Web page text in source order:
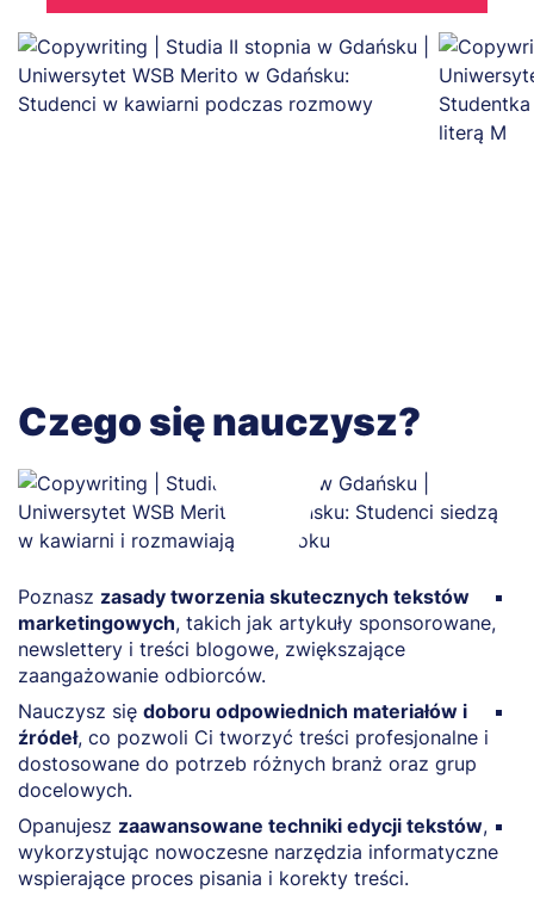
Czego się nauczysz?
Poznasz zasady tworzenia skutecznych tekstów
marketingowych, takich jak artykuły sponsorowane,
newslettery i treści blogowe, zwiększające
zaangażowanie odbiorców.
Nauczysz się doboru odpowiednich materiałów i
źródeł, co pozwoli Ci tworzyć treści profesjonalne i
dostosowane do potrzeb różnych branż oraz grup
docelowych.
Opanujesz zaawansowane techniki edycji tekstów,
wykorzystując nowoczesne narzędzia informatyczne
wspierające proces pisania i korekty treści.